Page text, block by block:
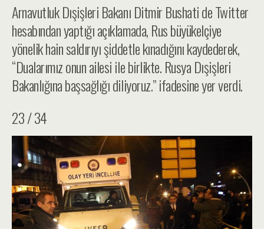
Arnavutluk Dışişleri Bakanı Ditmir Bushati de Twitter
hesabından yaptığı açıklamada, Rus büyükelçiye
yönelik hain saldırıyı şiddetle kınadığını kaydederek,
“Dualarımız onun ailesi ile birlikte. Rusya Dışişleri
Bakanlığına başsağlığı diliyoruz.” ifadesine yer verdi.​
23 / 34